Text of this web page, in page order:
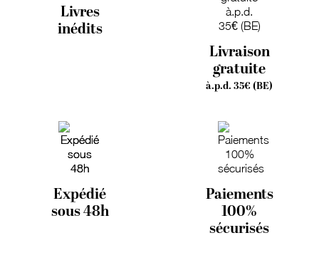
Livres
inédits
Livraison
gratuite
à.p.d. 35€ (BE)
Expédié
sous 48h
Paiements
100%
sécurisés